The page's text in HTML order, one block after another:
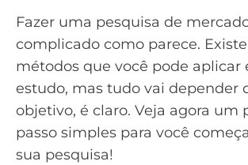
Fazer uma pesquisa de
complicado como parece.
métodos que você pode aplicar
estudo, mas tudo vai depender
objetivo, é claro. Veja agora um
passo simples para você
sua pesquisa!